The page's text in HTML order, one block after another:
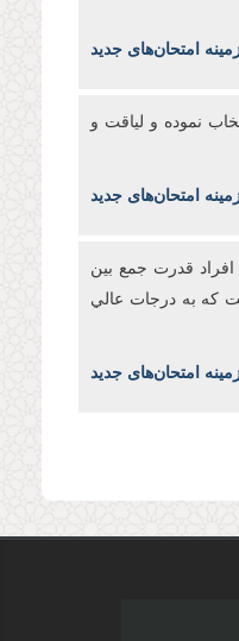
امتحان‌های جدید
نموده و لياقت و
امتحان‌های جدید
قدرت جمع بين
که به درجات عالي
امتحان‌های جدید